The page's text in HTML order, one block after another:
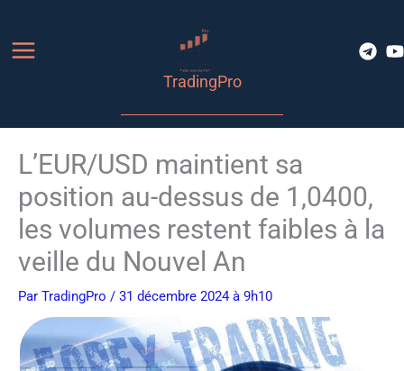
contenu
TradingPro
L’EUR/USD maintient sa
position au-dessus de 1,0400,
les volumes restent faibles à la
veille du Nouvel An
Par TradingPro / 31 décembre 2024 à 9h10